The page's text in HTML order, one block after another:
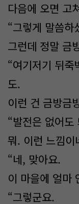
다음에 오면 고
“그렇게 말씀하
그런데 정말 금
“여기저기 뒤죽
도.
이런 건 금방금
“발전은 없어도
뭐. 이런 느낌이
“네, 맞아요.
이 마을에 얼마
“그렇군요.